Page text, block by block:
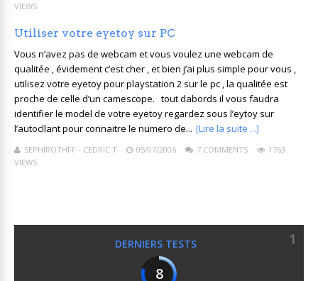
VIEWS
Utiliser votre eyetoy sur PC
Vous n’avez pas de webcam et vous voulez une webcam de
qualitée , évidement c’est cher , et bien j’ai plus simple pour vous ,
utilisez votre eyetoy pour playstation 2 sur le pc , la qualitée est
proche de celle d’un camescope. tout dabords il vous faudra
identifier le model de votre eyetoy regardez sous l’eytoy sur
l’autocllant pour connaitre le numero de... [Lire la suite ...]
SEPHIROTHFF - CEDRIC T 05/07/2006 7 COMMENTS
1763
VIEWS
DERNIERS TESTS
1
8